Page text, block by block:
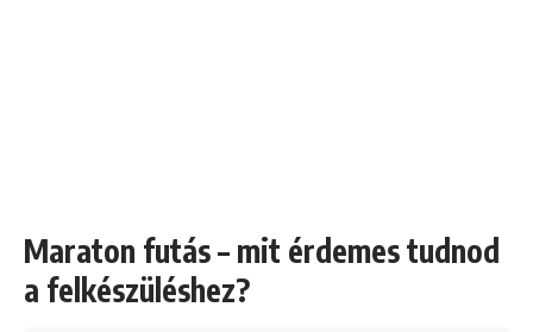
Maraton futás – mit érdemes tudnod
a felkészüléshez?